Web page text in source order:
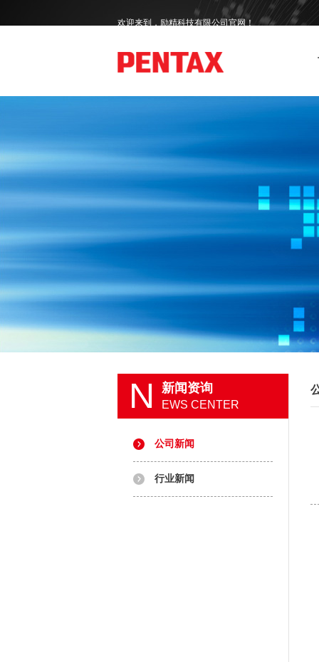
欢迎来到，励精科技
N 新闻资询
EWS CENTER
公司新闻
行业新闻